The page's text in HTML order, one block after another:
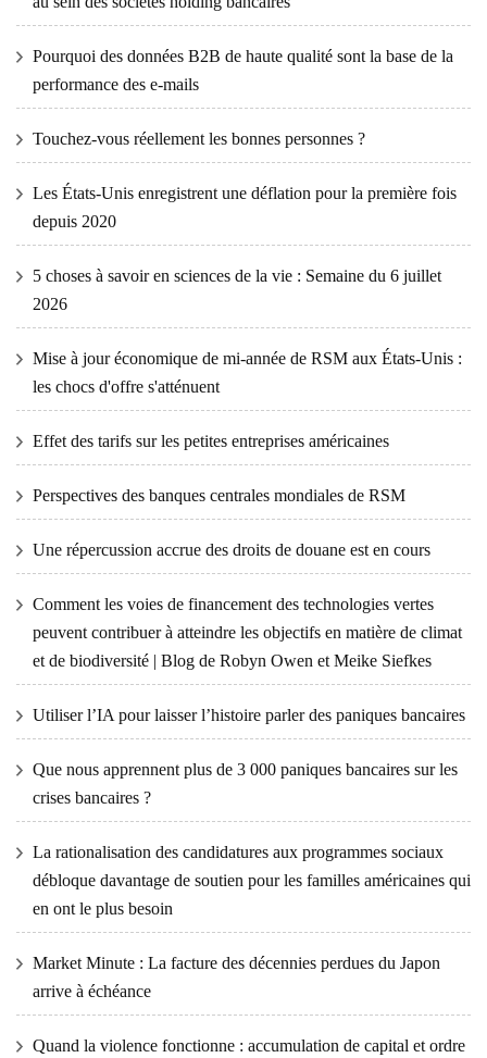
Pourquoi des données B2B de haute qualité sont la base de la
performance des e-mails
Touchez-vous réellement les bonnes personnes ?
Les États-Unis enregistrent une déflation pour la première fois
depuis 2020
5 choses à savoir en sciences de la vie : Semaine du 6 juillet
2026
Mise à jour économique de mi-année de RSM aux États-Unis :
les chocs d'offre s'atténuent
Effet des tarifs sur les petites entreprises américaines
Perspectives des banques centrales mondiales de RSM
Une répercussion accrue des droits de douane est en cours
Comment les voies de financement des technologies vertes
peuvent contribuer à atteindre les objectifs en matière de climat
et de biodiversité | Blog de Robyn Owen et Meike Siefkes
Utiliser l’IA pour laisser l’histoire parler des paniques bancaires
Que nous apprennent plus de 3 000 paniques bancaires sur les
crises bancaires ?
La rationalisation des candidatures aux programmes sociaux
débloque davantage de soutien pour les familles américaines qui
en ont le plus besoin
Market Minute : La facture des décennies perdues du Japon
arrive à échéance
Quand la violence fonctionne : accumulation de capital et ordre